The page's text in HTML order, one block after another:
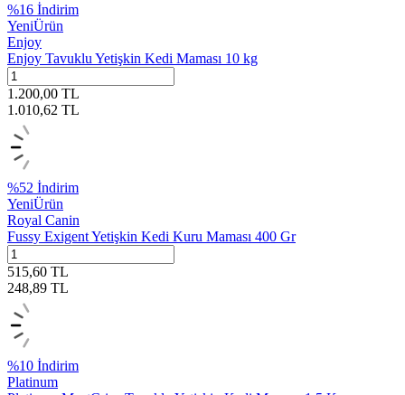
%16 İndirim
YeniÜrün
Enjoy
Enjoy Tavuklu Yetişkin Kedi Maması 10 kg
1.200,00 TL
1.010,62 TL
%52 İndirim
YeniÜrün
Royal Canin
Fussy Exigent Yetişkin Kedi Kuru Maması 400 Gr
515,60 TL
248,89 TL
%10 İndirim
Platinum